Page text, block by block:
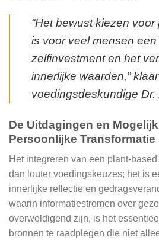
“Het bewust kiezen
is voor veel mensen
zelfinvestment en het
innerlijke waarden,”
voedingsdeskundige Dr.
De Uitdagingen en
Persoonlijke Transformatie
Het integreren van een plant-
dan louter voedingskeuzes; het is
innerlijke reflectie en
waarin informatiestromen over
overweldigend zijn, is het
bronnen te raadplegen die niet